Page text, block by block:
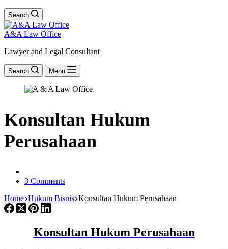
Search
A&A Law Office
Lawyer and Legal Consultant
Search Menu
Konsultan Hukum
Perusahaan
3 Comments
Home Hukum Bisnis Konsultan Hukum Perusahaan
Konsultan Hukum Perusahaan